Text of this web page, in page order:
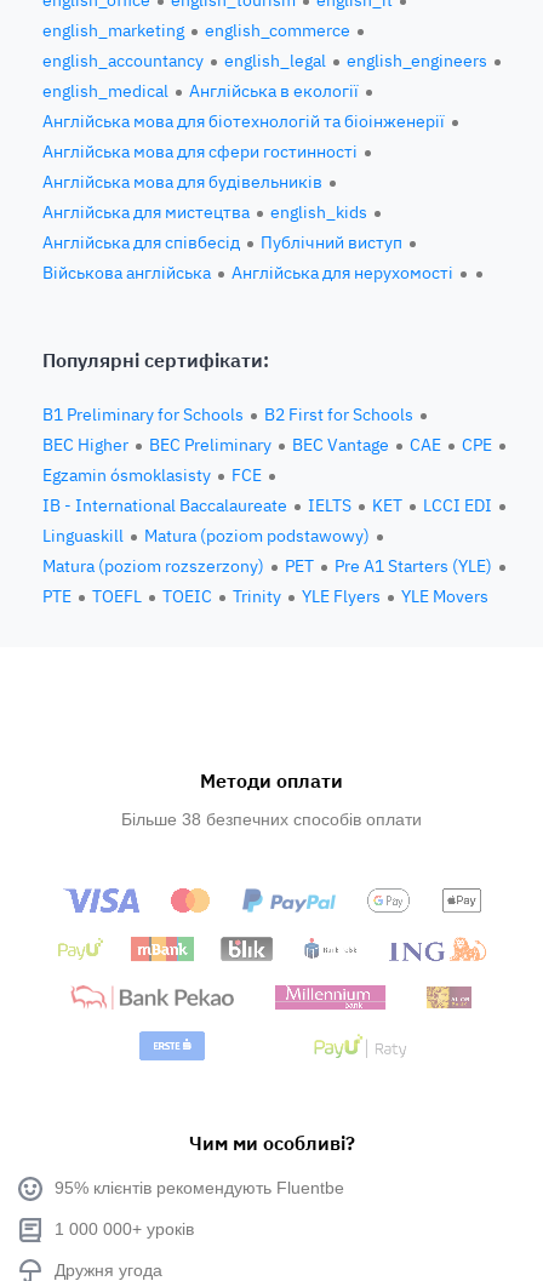
english_marketing
english_commerce
english_accountancy
english_legal
english_engineers
english_medical
Англійська в екології
Англійська мова для біотехнологій та біоінженерії
Англійська мова для сфери гостинності
Англійська мова для будівельників
Англійська для мистецтва
english_kids
Англійська для співбесід
Публічний виступ
Військова англійська
Англійська для нерухомості
Популярні сертифікати:
B1 Preliminary for Schools
B2 First for Schools
BEC Higher
BEC Preliminary BEC Vantage CAE
CPE
Egzamin ósmoklasisty
FCE
IB - International Baccalaureate
IELTS KET
LCCI EDI
Linguaskill
Matura (poziom podstawowy)
Matura (poziom rozszerzony)
PET
Pre A1 Starters (YLE)
PTE
TOEFL TOEIC Trinity YLE Flyers YLE Movers
Методи оплати
Більше 38 безпечних способів оплати
Чим ми особливі?
95% клієнтів рекомендують Fluentbe
1 000 000+ уроків
Дружня угода